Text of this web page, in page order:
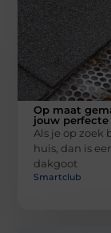
Op maat
jouw
Als je op zoek
huis, dan is
dakgoot
Smartclub